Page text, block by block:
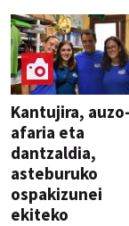
Kantujira, auzo-
afaria eta
dantzaldia,
asteburuko
ospakizunei
ekiteko